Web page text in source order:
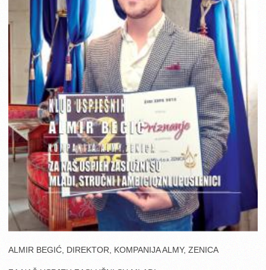
ALMIR BEGIĆ, DIREKTOR, KOMPANIJA ALMY, ZENICA